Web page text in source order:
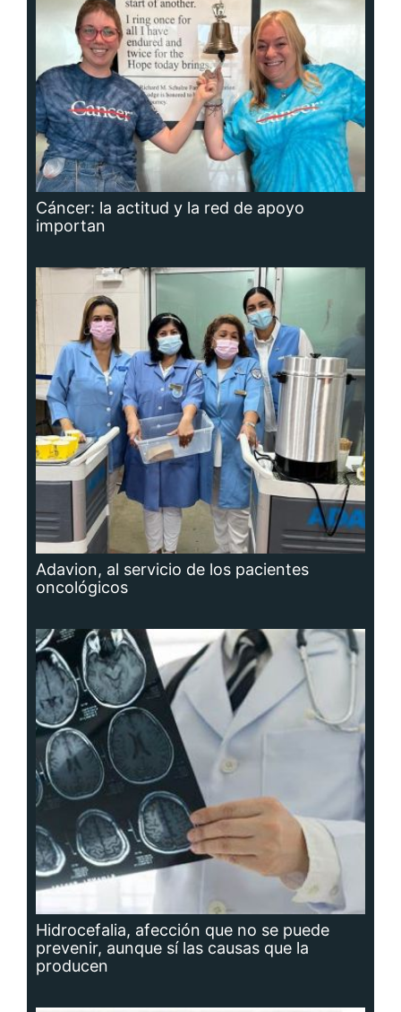
Cáncer: la actitud y la red de apoyo
importan
Adavion, al servicio de los pacientes
oncológicos
Hidrocefalia, afección que no se puede
prevenir, aunque sí las causas que la
producen